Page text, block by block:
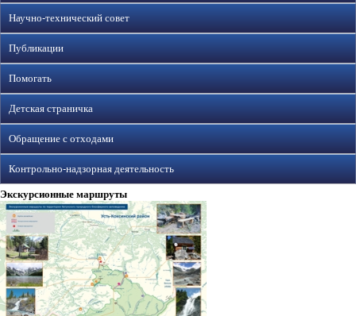
Научно-технический совет
Публикации
Помогать
Детская страничка
Обращение с отходами
Контрольно-надзорная деятельность
Экскурсионные маршруты